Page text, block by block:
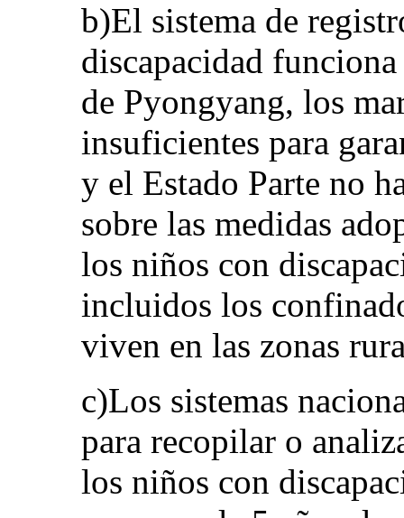
b)El sistema de
discapacidad
de Pyongyang, los
insuficientes para
y el Estado Parte no
sobre las medidas
los niños con
incluidos los
viven en las zonas
c)Los sistemas
para recopilar o
los niños con